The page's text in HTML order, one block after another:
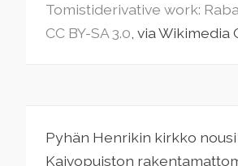
Tomistiderivative work:
CC BY-SA 3.0 , via Wikimedia
Pyhän Henrikin kirkko nousi
Kaivopuiston